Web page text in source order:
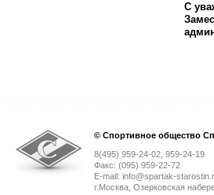
С
© Спортивное общество
8(495) 959-24-02, 959-24-19
Факс: (095) 959-22-72
E-mail: info@spartak-
г.Москва, Озерковская